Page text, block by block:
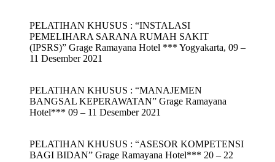
PELATIHAN KHUSUS : “INSTALASI
PEMELIHARA SARANA RUMAH SAKIT
(IPSRS)” Grage Ramayana Hotel *** Yogyakarta, 09 –
11 Desember 2021
PELATIHAN KHUSUS : “MANAJEMEN
BANGSAL KEPERAWATAN” Grage Ramayana
Hotel*** 09 – 11 Desember 2021
PELATIHAN KHUSUS : “ASESOR KOMPETENSI
BAGI BIDAN” Grage Ramayana Hotel*** 20 – 22